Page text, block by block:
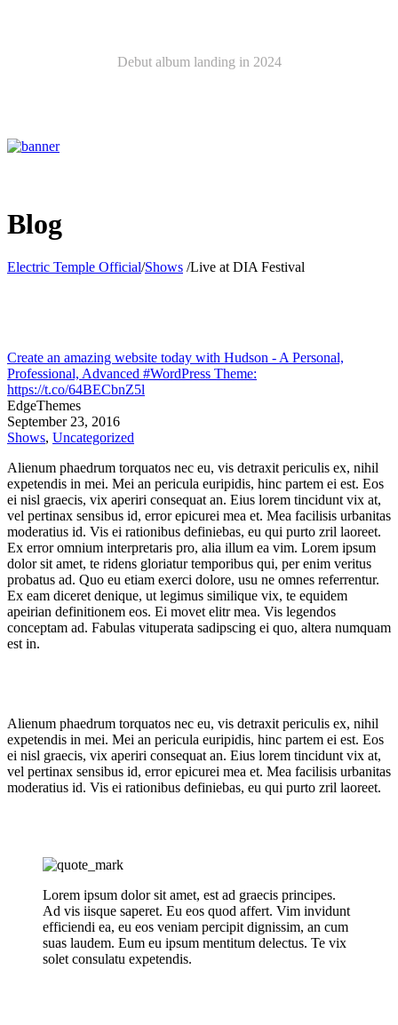
Debut album landing in 2024
Blog
Electric Temple Official/Shows /Live at DIA Festival
Create an amazing website today with Hudson - A Personal,
Professional, Advanced #WordPress Theme:
https://t.co/64BECbnZ5l
EdgeThemes
September 23, 2016
Shows, Uncategorized
Alienum phaedrum torquatos nec eu, vis detraxit periculis ex, nihil
expetendis in mei. Mei an pericula euripidis, hinc partem ei est. Eos
ei nisl graecis, vix aperiri consequat an. Eius lorem tincidunt vix at,
vel pertinax sensibus id, error epicurei mea et. Mea facilisis urbanitas
moderatius id. Vis ei rationibus definiebas, eu qui purto zril laoreet.
Ex error omnium interpretaris pro, alia illum ea vim. Lorem ipsum
dolor sit amet, te ridens gloriatur temporibus qui, per enim veritus
probatus ad. Quo eu etiam exerci dolore, usu ne omnes referrentur.
Ex eam diceret denique, ut legimus similique vix, te equidem
apeirian definitionem eos. Ei movet elitr mea. Vis legendos
conceptam ad. Fabulas vituperata sadipscing ei quo, altera numquam
est in.
Alienum phaedrum torquatos nec eu, vis detraxit periculis ex, nihil
expetendis in mei. Mei an pericula euripidis, hinc partem ei est. Eos
ei nisl graecis, vix aperiri consequat an. Eius lorem tincidunt vix at,
vel pertinax sensibus id, error epicurei mea et. Mea facilisis urbanitas
moderatius id. Vis ei rationibus definiebas, eu qui purto zril laoreet.
Lorem ipsum dolor sit amet, est ad graecis principes.
Ad vis iisque saperet. Eu eos quod affert. Vim invidunt
efficiendi ea, eu eos veniam percipit dignissim, an cum
suas laudem. Eum eu ipsum mentitum delectus. Te vix
solet consulatu expetendis.